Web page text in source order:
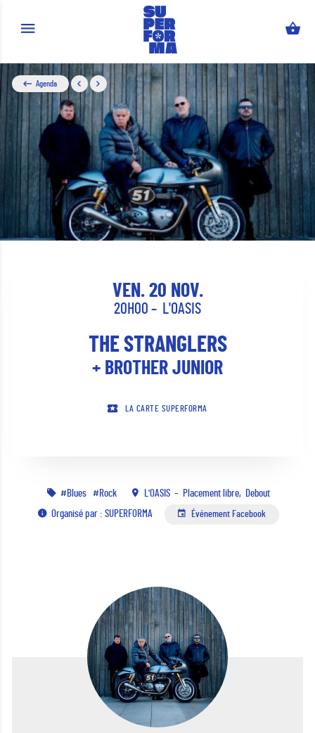
Aller au contenu principal
Agenda
VEN. 20 NOV.
20H00 L'OASIS
THE STRANGLERS
+ BROTHER JUNIOR
LA CARTE SUPERFORMA
Blues Rock L'OASIS Placement libre
Debout
Organisé par : SUPERFORMA
Événement Facebook